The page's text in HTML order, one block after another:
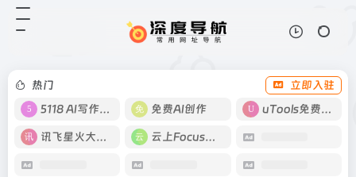
热门
立即入驻
5118 AI写作工具
免费AI创作 uTools免费工具箱
讯飞星火大模型 云上Focus接码
中文和另外 100 多种语言之间的互
译功能，可让您即时翻译字词、短语